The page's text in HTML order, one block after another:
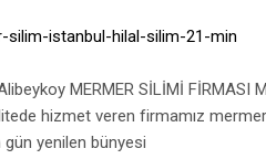
MERMER SİLİMİ FİRMASI
hizmet veren firmamız
gün yenilen bünyesi